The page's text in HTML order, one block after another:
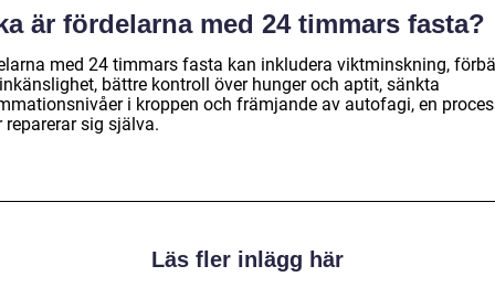
är fördelarna med 24 timmars fasta?
med 24 timmars fasta kan inkludera viktminskning,
bättre kontroll över hunger och aptit, sänkta
i kroppen och främjande av autofagi, en
reparerar sig själva.
Läs fler inlägg här